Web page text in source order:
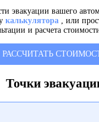
эвакуации вашего
калькулятора , или
и расчета
РАССЧИТАТЬ
Точки